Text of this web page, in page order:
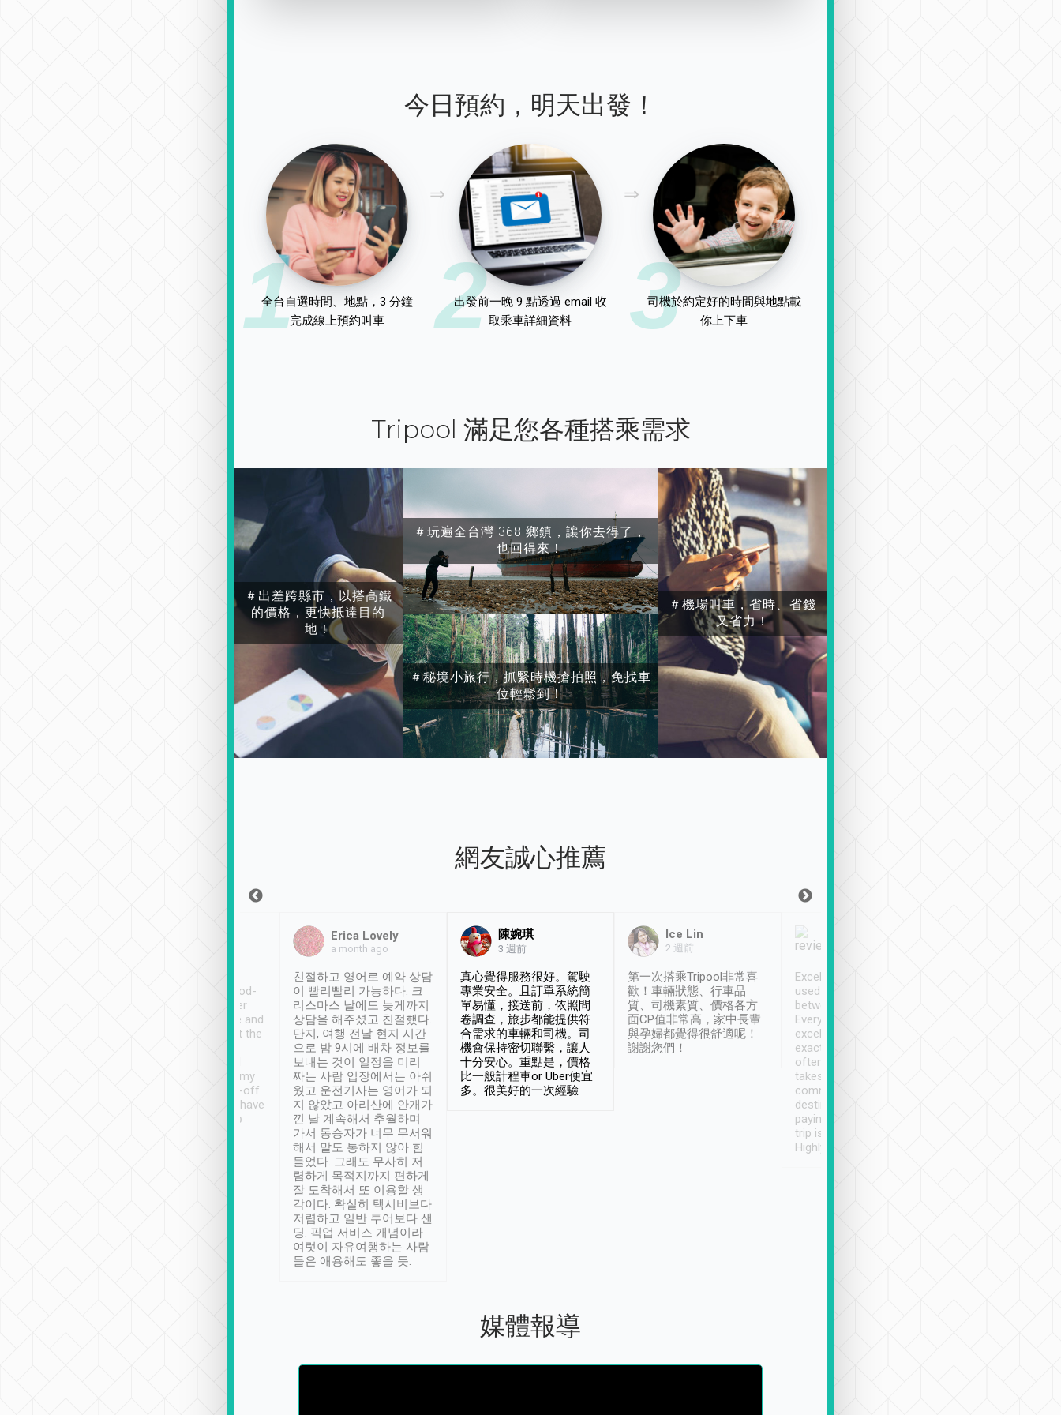
今日預約，明天出發！
1
全台自選時間、地點，3 分鐘
完成線上預約叫車
2
出發前一晚 9 點透過 email 收
取乘車詳細資料
3
司機於約定好的時間與地點載
你上下車
Tripool 滿足您各種搭乘需求
＃出差跨縣市，以搭高鐵
的價格，更快抵達目的
地！
＃玩遍全台灣 368 鄉鎮，讓你去得了，
也回得來！
＃秘境小旅行，抓緊時機搶拍照，免找車
位輕鬆到！
＃機場叫車，省時、省錢
又省力！
網友誠心推薦
service, vehicles in good-
condition and the driver
service was awesome and
thoughtful. Driver went the
have safely arrived at my
destination after drop-off.
Definitely something I have
not seen elsewhere 👍
Erica Lovely
a month ago
친절하고 영어로 예약 상담
이 빨리빨리 가능하다. 크
리스마스 날에도 늦게까지
상담을 해주셨고 친절했다.
단지, 여행 전날 현지 시간
으로 밤 9시에 배차 정보를
보내는 것이 일정을 미리
짜는 사람 입장에서는 아쉬
웠고 운전기사는 영어가 되
지 않았고 아리산에 안개가
낀 날 계속해서 추월하며
가서 동승자가 너무 무서워
해서 말도 통하지 않아 힘
들었다. 그래도 무사히 저
렴하게 목적지까지 편하게
잘 도착해서 또 이용할 생
각이다. 확실히 택시비보다
저렴하고 일반 투어보다 샌
딩. 픽업 서비스 개념이라
여럿이 자유여행하는 사람
들은 애용해도 좋을 듯.
陳婉琪
3 週前
真心覺得服務很好。駕駛
專業安全。且訂單系統簡
單易懂，接送前，依照問
卷調查，旅步都能提供符
合需求的車輛和司機。司
機會保持密切聯繫，讓人
十分安心。重點是，價格
比一般計程車or Uber便宜
多。很美好的一次經驗
Ice Lin
2 週前
第一次搭乘Tripool非常喜
歡！車輛狀態、行車品
質、司機素質、價格各方
面CP值非常高，家中長輩
與孕婦都覺得很舒適呢！
謝謝您們！
Excellent service. We have
used Tripool to travel
between cities in Taiwan.
Every driver has been
excellent and arrives
exactly on time. As there is
often limited English it
takes the difficulty out of
communicating the
destination details and
paying online prior to the
trip is very convenient.
Highly recommended
媒體報導